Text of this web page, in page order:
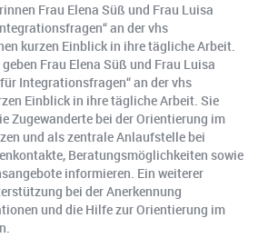
Frau Elena Süß und Frau Luisa
an der vhs
kurzen Einblick in ihre tägliche Arbeit.
Frau Elena Süß und Frau Luisa
Integrationsfragen“ an der vhs
Einblick in ihre tägliche Arbeit. Sie
Zugewanderte bei der Orientierung im
und als zentrale Anlaufstelle bei
Beratungsmöglichkeiten sowie
informieren. Ein weiterer
bei der Anerkennung
und die Hilfe zur Orientierung im